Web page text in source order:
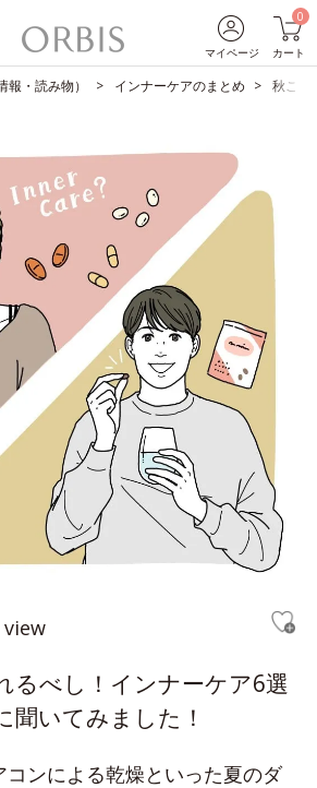
マイページ
0
カート
報・読み物） インナーケアのまとめ 秋こそ
view
るべし！インナーケア6選
聞いてみました！
ンによる乾燥といった夏のダ